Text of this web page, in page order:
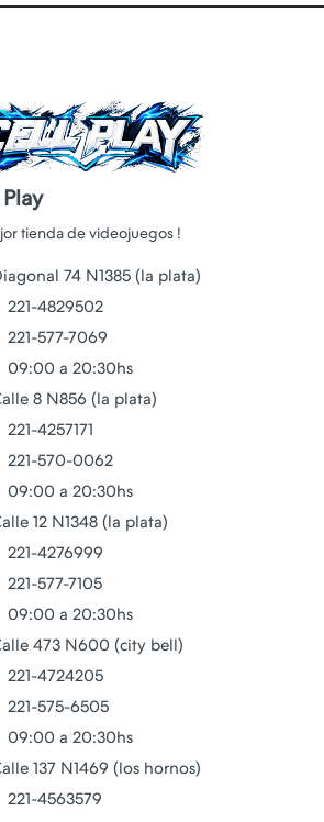
74 N1385 (la plata)
221-4829502
221-577-7069
09:00 a 20:30hs
8 N856 (la plata)
221-4257171
221-570-0062
09:00 a 20:30hs
12 N1348 (la plata)
221-4276999
221-577-7105
09:00 a 20:30hs
473 N600 (city bell)
221-4724205
221-575-6505
09:00 a 20:30hs
137 N1469 (los hornos)
221-4563579